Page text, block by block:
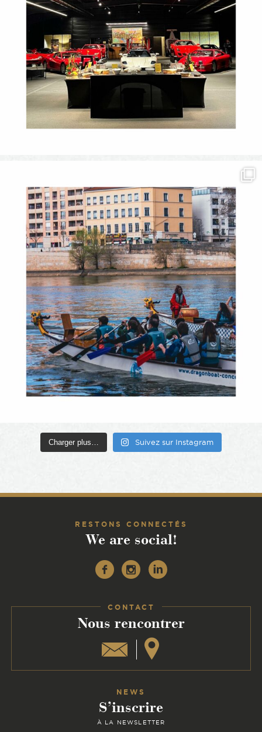
Charger plus… Suivez sur Instagram
RESTONS CONNECTÉS
We are social!
CONTACT
Nous rencontrer
NEWS
S’inscrire
À LA NEWSLETTER